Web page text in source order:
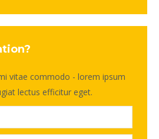
vitae commodo - lorem ipsum
lectus efficitur eget.